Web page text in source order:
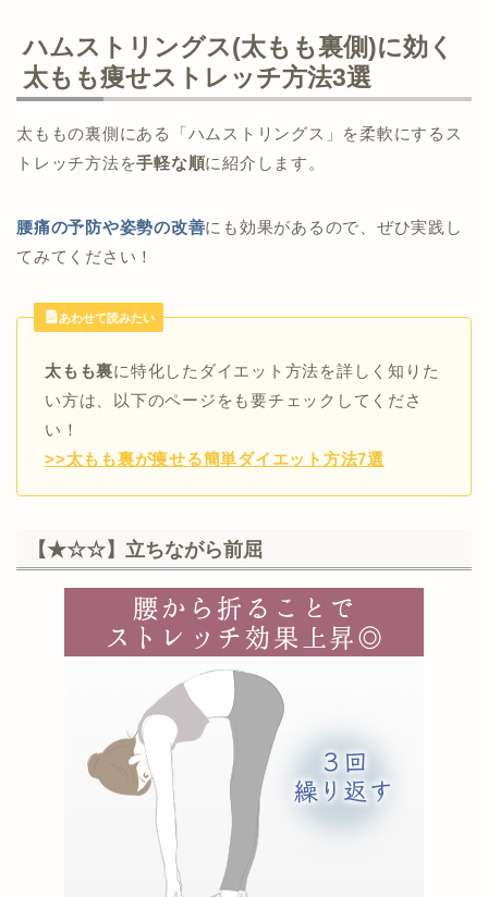
ハムストリングス(太もも裏側)に効く
太もも痩せストレッチ方法3選
太ももの裏側にある「ハムストリングス」を柔軟にするス
トレッチ方法を手軽な順に紹介します。
腰痛の予防や姿勢の改善にも効果があるので、ぜひ実践し
てみてください！
あわせて読みたい
太もも裏に特化したダイエット方法を詳しく知りた
い方は、以下のページをも要チェックしてくださ
い！
>>太もも裏が痩せる簡単ダイエット方法7選
【★☆☆】立ちながら前屈